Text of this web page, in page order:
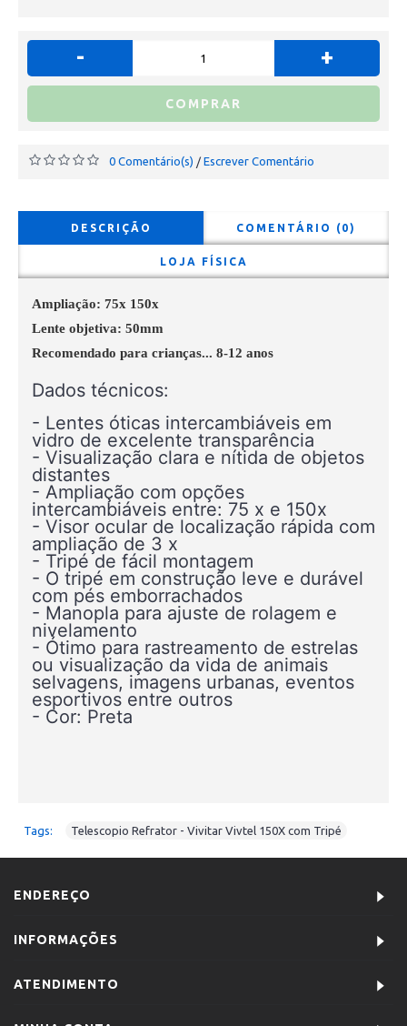
- +
COMPRAR
0 Comentário(s) / Escrever Comentário
DESCRIÇÃO COMENTÁRIO (0)
LOJA FÍSICA
Ampliação: 75x 150x
Lente objetiva: 50mm
Recomendado para crianças... 8-12 anos
Dados técnicos:
- Lentes óticas intercambiáveis em
vidro de excelente transparência
- Visualização clara e nítida de objetos
distantes
- Ampliação com opções
intercambiáveis entre: 75 x e 150x
- Visor ocular de localização rápida com
ampliação de 3 x
- Tripé de fácil montagem
- O tripé em construção leve e durável
com pés emborrachados
- Manopla para ajuste de rolagem e
nivelamento
- Ótimo para rastreamento de estrelas
ou visualização da vida de animais
selvagens, imagens urbanas, eventos
esportivos entre outros
- Cor: Preta
Tags: Telescopio Refrator - Vivitar Vivtel 150X com Tripé
ENDEREÇO
INFORMAÇÕES
ATENDIMENTO